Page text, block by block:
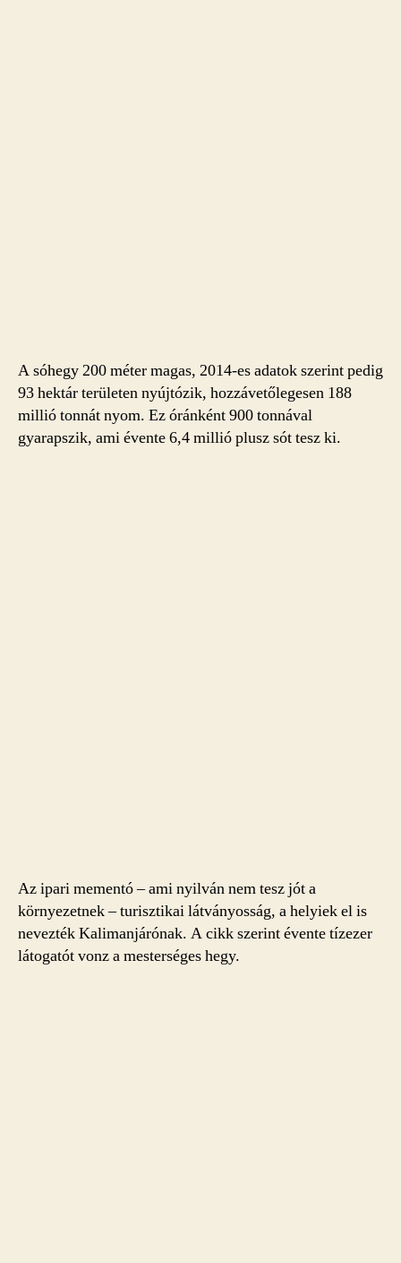
A sóhegy 200 méter magas, 2014-es adatok szerint pedig
93 hektár területen nyújtózik, hozzávetőlegesen 188
millió tonnát nyom. Ez óránként 900 tonnával
gyarapszik, ami évente 6,4 millió plusz sót tesz ki.
Az ipari mementó – ami nyilván nem tesz jót a
környezetnek – turisztikai látványosság, a helyiek el is
nevezték Kalimanjárónak. A cikk szerint évente tízezer
látogatót vonz a mesterséges hegy.